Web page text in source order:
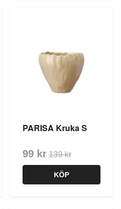
PARISA Kruka S
99 kr 139 kr
KÖP